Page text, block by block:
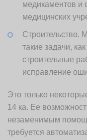
медикаментов и
медицинских
Строительство.
такие задачи,
строительные
исправление
Это только
14 ка. Ее
незаменимым
требуется